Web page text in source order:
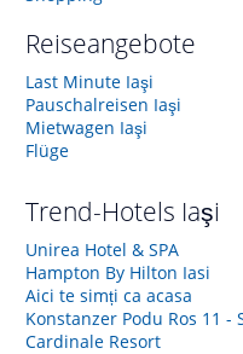
Reiseangebote
Last Minute Iaşi
Pauschalreisen Iaşi
Mietwagen Iaşi
Flüge
Trend-Hotels Iaşi
Unirea Hotel & SPA
Hampton By Hilton Iasi
Aici te simți ca acasa
Konstanzer Podu Ros 11 -
Cardinale Resort